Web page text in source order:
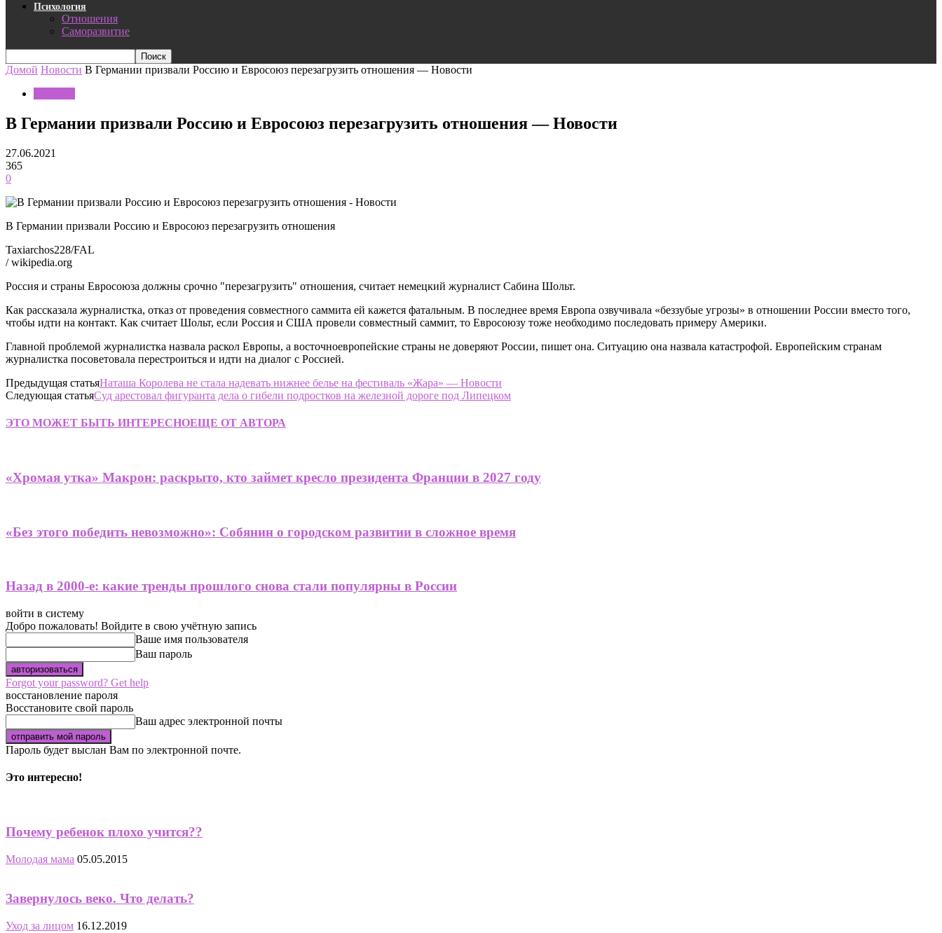
Психология
Отношения
Саморазвитие
Домой Новости В Германии призвали Россию и Евросоюз перезагрузить отношения — Новости
В Германии призвали Россию и Евросоюз перезагрузить отношения — Новости
27.06.2021
365
0
В Германии призвали Россию и Евросоюз перезагрузить отношения
Taxiarchos228/FAL
/ wikipedia.org
Россия и страны Евросоюза должны срочно "перезагрузить" отношения, считает немецкий журналист Сабина Шольт.
Как рассказала журналистка, отказ от проведения совместного саммита ей кажется фатальным. В последнее время Европа озвучивала «беззубые угрозы» в отношении России вместо того,
чтобы идти на контакт. Как считает Шольт, если Россия и США провели совместный саммит, то Евросоюзу тоже необходимо последовать примеру Америки.
Главной проблемой журналистка назвала раскол Европы, а восточноевропейские страны не доверяют России, пишет она. Ситуацию она назвала катастрофой. Европейским странам
журналистка посоветовала перестроиться и идти на диалог с Россией.
Предыдущая статьяНаташа Королева не стала надевать нижнее белье на фестиваль «Жара» — Новости
Следующая статьяСуд арестовал фигуранта дела о гибели подростков на железной дороге под Липецком
ЭТО МОЖЕТ БЫТЬ ИНТЕРЕСНОЕЩЕ ОТ АВТОРА
«Хромая утка» Макрон: раскрыто, кто займет кресло президента Франции в 2027 году
«Без этого победить невозможно»: Собянин о городском развитии в сложное время
Назад в 2000-е: какие тренды прошлого снова стали популярны в России
войти в систему
Добро пожаловать! Войдите в свою учётную запись
Ваше имя пользователя
Ваш пароль
Forgot your password? Get help
восстановление пароля
Восстановите свой пароль
Ваш адрес электронной почты
Пароль будет выслан Вам по электронной почте.
Это интересно!
Почему ребенок плохо учится??
Молодая мама 05.05.2015
Завернулось веко. Что делать?
Уход за лицом 16.12.2019